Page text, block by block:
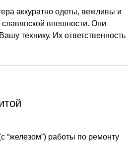
аккуратно одеты, вежливы и
внешности. Они
технику. Их ответственность
“железом”) работы по ремонту